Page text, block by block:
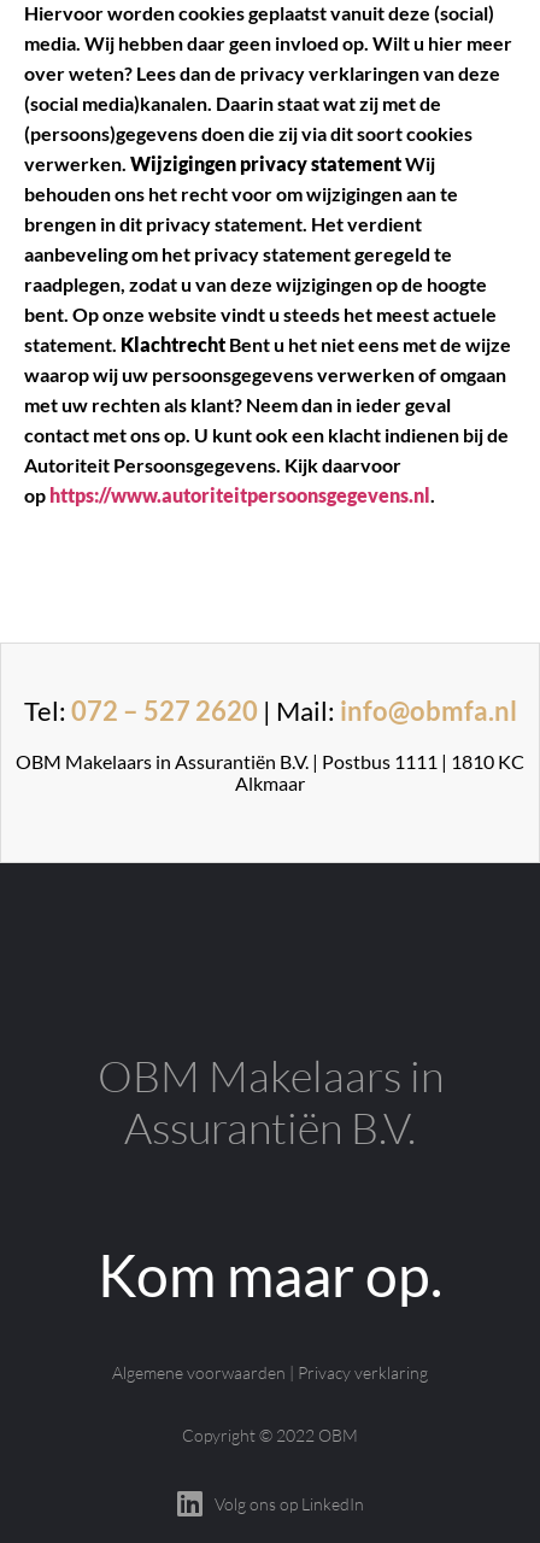
Hiervoor worden cookies geplaatst vanuit deze (social)
media. Wij hebben daar geen invloed op. Wilt u hier meer
over weten? Lees dan de privacy verklaringen van deze
(social media)kanalen. Daarin staat wat zij met de
(persoons)gegevens doen die zij via dit soort cookies
verwerken. Wijzigingen privacy statementWij
behouden ons het recht voor om wijzigingen aan te
brengen in dit privacy statement. Het verdient
aanbeveling om het privacy statement geregeld te
raadplegen, zodat u van deze wijzigingen op de hoogte
bent. Op onze website vindt u steeds het meest actuele
statement. Klachtrecht Bent u het niet eens met de wijze
waarop wij uw persoonsgegevens verwerken of omgaan
met uw rechten als klant? Neem dan in ieder geval
contact met ons op. U kunt ook een klacht indienen bij de
Autoriteit Persoonsgegevens. Kijk daarvoor
op https://www.autoriteitpersoonsgegevens.nl .
Tel: 072 – 527 2620 | Mail: info@obmfa.nl
OBM Makelaars in Assurantiën B.V. | Postbus 1111 | 1810 KC
Alkmaar
OBM Makelaars in
Assurantiën B.V.
Kom maar op.
Algemene voorwaarden | Privacy verklaring
Copyright © 2022 OBM
Volg ons op LinkedIn